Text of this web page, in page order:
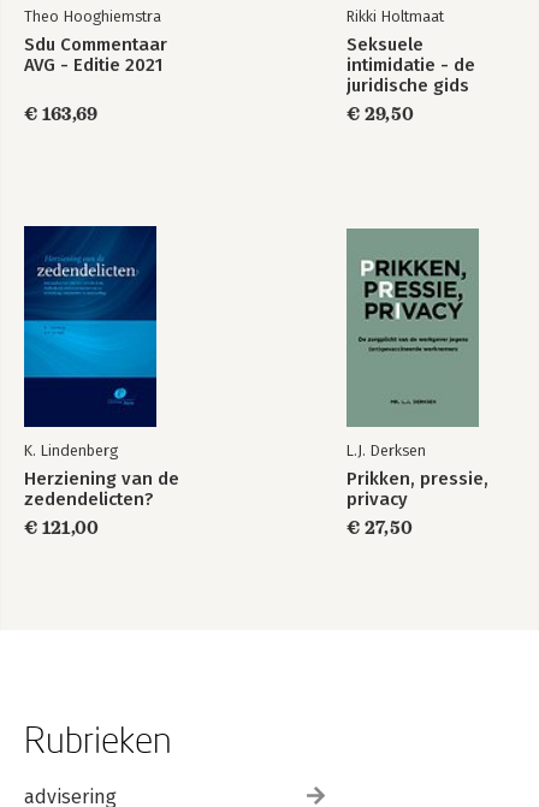
68
5.3.1 Schade 68
5.3.2 Onrechtmatige hinder 73
6.1 Inleiding 81
Geraadpleegde literatuur 107
Geraadpleegde wet- en regelgeving 115
Theo Hooghiemstra
Sdu Commentaar
AVG - Editie 2021
€ 163,69
Rikki Holtmaat
Seksuele
intimidatie - de
juridische gids
€ 29,50
K. Lindenberg
Herziening van de
zedendelicten?
€ 121,00
L.J. Derksen
Prikken, pressie,
privacy
€ 27,50
Rubrieken
advisering